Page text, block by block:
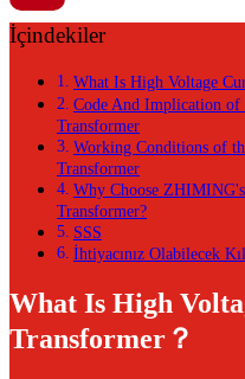
İçindekiler
What Is High Voltage
Code And Implication of
Transformer
Working Conditions of
Transformer
Why Choose
Transformer?
SSS
İhtiyacınız Olabilecek
What Is High
Transformer？